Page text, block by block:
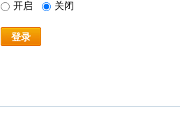
开启 关闭
登录